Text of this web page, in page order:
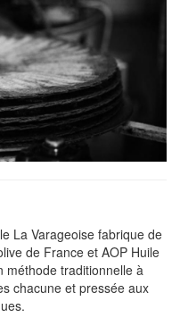
La Varageoise fabrique de
de France et AOP Huile
méthode traditionnelle à
chacune et pressée aux